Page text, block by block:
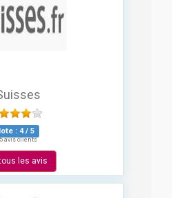
: 4/ 5
avis clients
les avis